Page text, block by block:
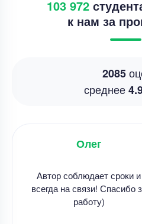
103 972
к нам за
2085
среднее
Олег
Автор соблюдает сроки и
всегда на связи! Спасибо
работу)